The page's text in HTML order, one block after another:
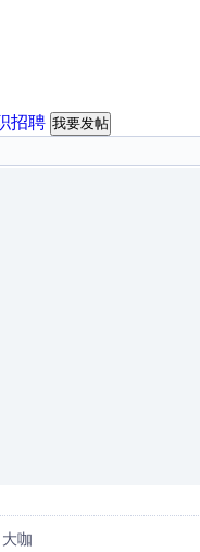
招聘 我要发帖
咖